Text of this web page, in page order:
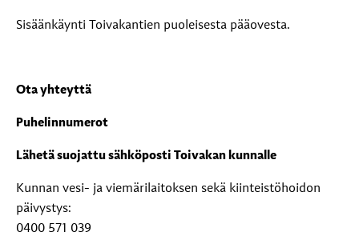
Sisäänkäynti Toivakantien puoleisesta pääovesta.
Ota yhteyttä
Puhelinnumerot
Lähetä suojattu sähköposti Toivakan kunnalle
Kunnan vesi- ja viemärilaitoksen sekä kiinteistöhoidon
päivystys:
0400 571 039